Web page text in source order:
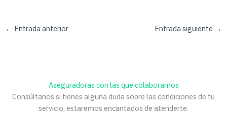
← Entrada anterior Entrada siguiente →
Aseguradoras con las que colaboramos
Consúltanos si tienes alguna duda sobre las condiciones de tu
servicio, estaremos encantados de atenderte.